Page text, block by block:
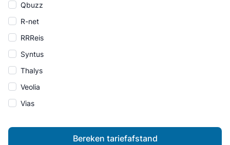
Qbuzz
R-net
RRReis
Syntus
Thalys
Veolia
Vias
Bereken tariefafstand